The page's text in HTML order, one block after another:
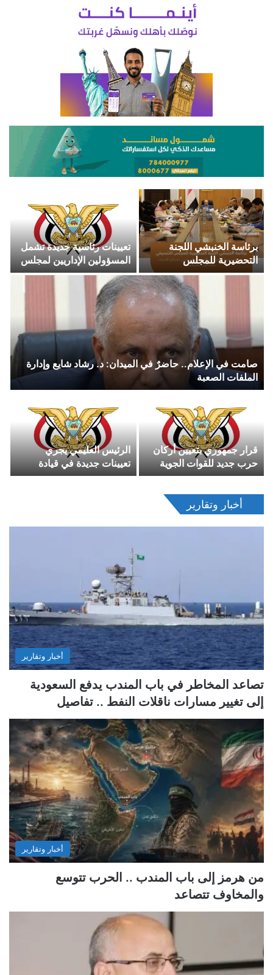
صامت في الإعلام.. حاضرٌ في الميدان: د. رشاد شايع وإدارة
الملفات الصعبة
برئاسة الخنبشي اللجنة
التحضيرية للمجلس
التنسيقي تعقداجتماعها الرابع
وتقر المشروع السياسي
وميثاق الشرف والوثائق
تعيينات رئاسية جديدة تشمل
المسؤولين الإداريين لمجلس
القيادة الأعلى للقوات
المسلحة
قرار جمهوري بتعيين أركان
حرب جديد للقوات الجوية
والدفاع الجوي
الرئيس العليمي يجري
تعيينات جديدة في قيادة
القوات الجوية والدفاع الجوي
أخبار وتقارير
أخبار وتقارير
تصاعد المخاطر في باب المندب يدفع السعودية
إلى تغيير مسارات ناقلات النفط .. تفاصيل
أخبار وتقارير
من هرمز إلى باب المندب .. الحرب تتوسع
والمخاوف تتصاعد